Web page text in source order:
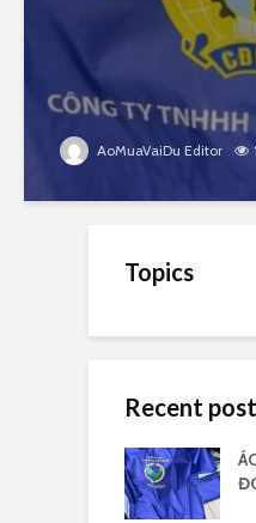
AoMuaVaiDu Editor
Topics
Recent